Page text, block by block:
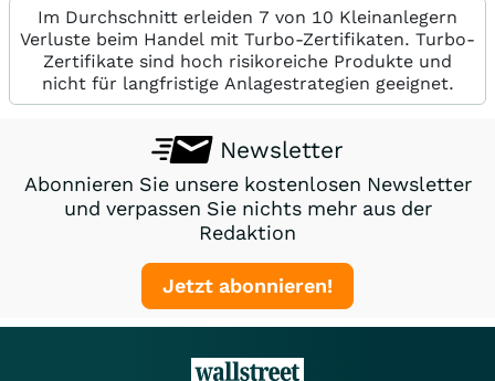
Im Durchschnitt erleiden 7 von 10 Kleinanlegern
Verluste beim Handel mit Turbo-Zertifikaten. Turbo-
Zertifikate sind hoch risikoreiche Produkte und
nicht für langfristige Anlagestrategien geeignet.
Newsletter
Abonnieren Sie unsere kostenlosen Newsletter
und verpassen Sie nichts mehr aus der
Redaktion
Jetzt abonnieren!